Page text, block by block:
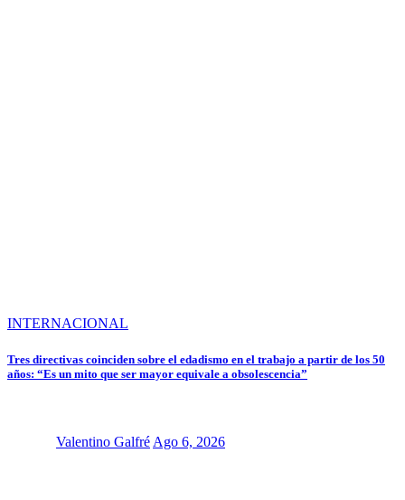
INTERNACIONAL
Tres directivas coinciden sobre el edadismo en el trabajo a partir de los 50
años: “Es un mito que ser mayor equivale a obsolescencia”
Valentino Galfré Ago 6, 2026